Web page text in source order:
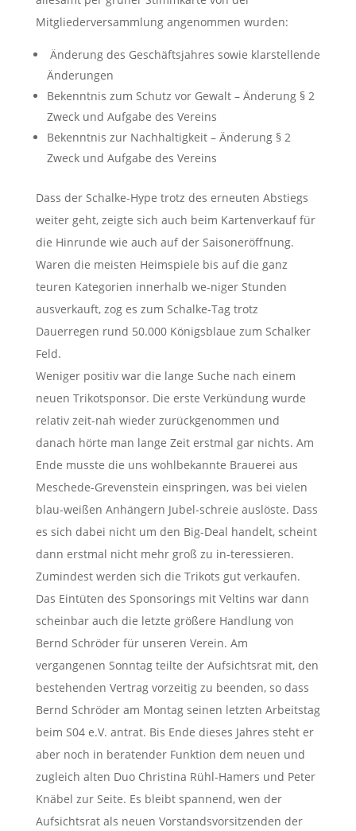
Mitgliederversammlung angenommen wurden:
Änderung des Geschäftsjahres sowie klarstellende
Änderungen
Bekenntnis zum Schutz vor Gewalt – Änderung § 2
Zweck und Aufgabe des Vereins
Bekenntnis zur Nachhaltigkeit – Änderung § 2
Zweck und Aufgabe des Vereins
Dass der Schalke-Hype trotz des erneuten Abstiegs
weiter geht, zeigte sich auch beim Kartenverkauf für
die Hinrunde wie auch auf der Saisoneröffnung.
Waren die meisten Heimspiele bis auf die ganz
teuren Kategorien innerhalb we-niger Stunden
ausverkauft, zog es zum Schalke-Tag trotz
Dauerregen rund 50.000 Königsblaue zum Schalker
Feld.
Weniger positiv war die lange Suche nach einem
neuen Trikotsponsor. Die erste Verkündung wurde
relativ zeit-nah wieder zurückgenommen und
danach hörte man lange Zeit erstmal gar nichts. Am
Ende musste die uns wohlbekannte Brauerei aus
Meschede-Grevenstein einspringen, was bei vielen
blau-weißen Anhängern Jubel-schreie auslöste. Dass
es sich dabei nicht um den Big-Deal handelt, scheint
dann erstmal nicht mehr groß zu in-teressieren.
Zumindest werden sich die Trikots gut verkaufen.
Das Eintüten des Sponsorings mit Veltins war dann
scheinbar auch die letzte größere Handlung von
Bernd Schröder für unseren Verein. Am
vergangenen Sonntag teilte der Aufsichtsrat mit, den
bestehenden Vertrag vorzeitig zu beenden, so dass
Bernd Schröder am Montag seinen letzten Arbeitstag
beim S04 e.V. antrat. Bis Ende dieses Jahres steht er
aber noch in beratender Funktion dem neuen und
zugleich alten Duo Christina Rühl-Hamers und Peter
Knäbel zur Seite. Es bleibt spannend, wen der
Aufsichtsrat als neuen Vorstandsvorsitzenden der